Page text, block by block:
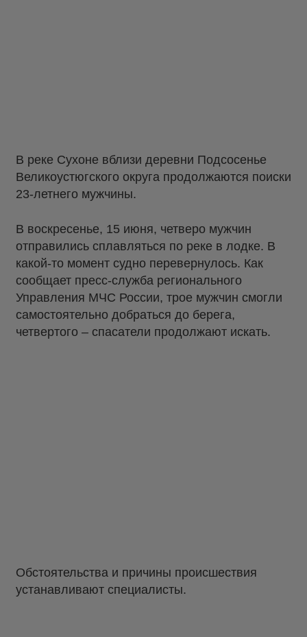
В реке Сухоне вблизи деревни Подсосенье
Великоустюгского округа продолжаются поиски
23-летнего мужчины.
В воскресенье, 15 июня, четверо мужчин
отправились сплавляться по реке в лодке. В
какой-то момент судно перевернулось. Как
сообщает пресс-служба регионального
Управления МЧС России, трое мужчин смогли
самостоятельно добраться до берега,
четвертого – спасатели продолжают искать.
Обстоятельства и причины происшествия
устанавливают специалисты.